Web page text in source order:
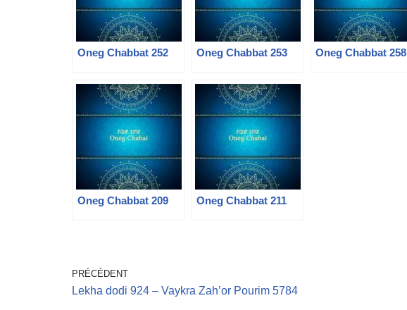
Oneg Chabbat 252 Oneg Chabbat 253 Oneg Chabbat 258
Oneg Chabbat 209 Oneg Chabbat 211
PRÉCÉDENT
Lekha dodi 924 – Vaykra Zah’or Pourim 5784